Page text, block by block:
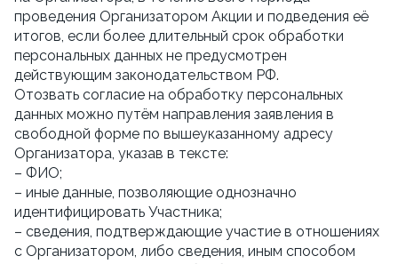
проведения Организатором Акции и подведения её
итогов, если более длительный срок обработки
персональных данных не предусмотрен
действующим законодательством РФ.
Отозвать согласие на обработку персональных
данных можно путём направления заявления в
свободной форме по вышеуказанному адресу
Организатора, указав в тексте:
– ФИО;
– иные данные, позволяющие однозначно
идентифицировать Участника;
– сведения, подтверждающие участие в отношениях
с Организатором, либо сведения, иным способом